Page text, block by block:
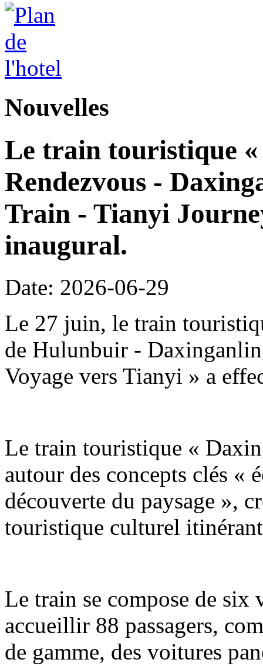
Nouvelles
Le train touristique
Rendezvous -
Train - Tianyi
inaugural.
Date: 2026-06-29
Le 27 juin, le train
de Hulunbuir -
Voyage vers Tianyi » a
Le train touristique «
autour des concepts clés «
découverte du paysage »,
touristique culturel
Le train se compose de six
accueillir 88 passagers,
de gamme, des voitures